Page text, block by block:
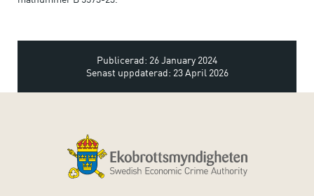
Publicerad: 26 January 2024
Senast uppdaterad: 23 April 2026